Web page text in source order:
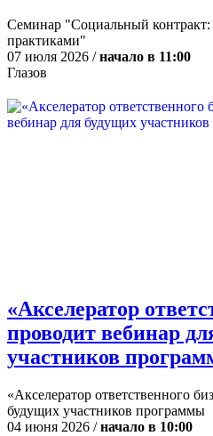
Семинар "Социальный
практиками"
07 июля 2026 /начало в 11:00
Глазов
«Акселератор
проводит вебинар
участников
«Акселератор ответственного
будущих участников программы
04 июня 2026 /начало в 10:00